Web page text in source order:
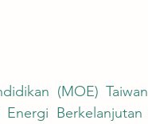
Energi